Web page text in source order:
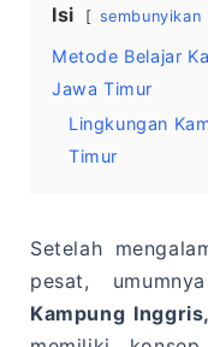
Isi sembunyikan
Metode Belajar
Jawa Timur
Lingkungan
Timur
Setelah
pesat,
Kampung